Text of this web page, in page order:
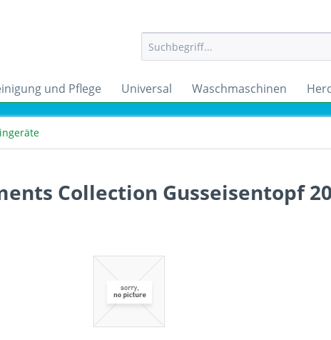
und Pflege Universal Waschmaschinen
Collection Gusseisentopf